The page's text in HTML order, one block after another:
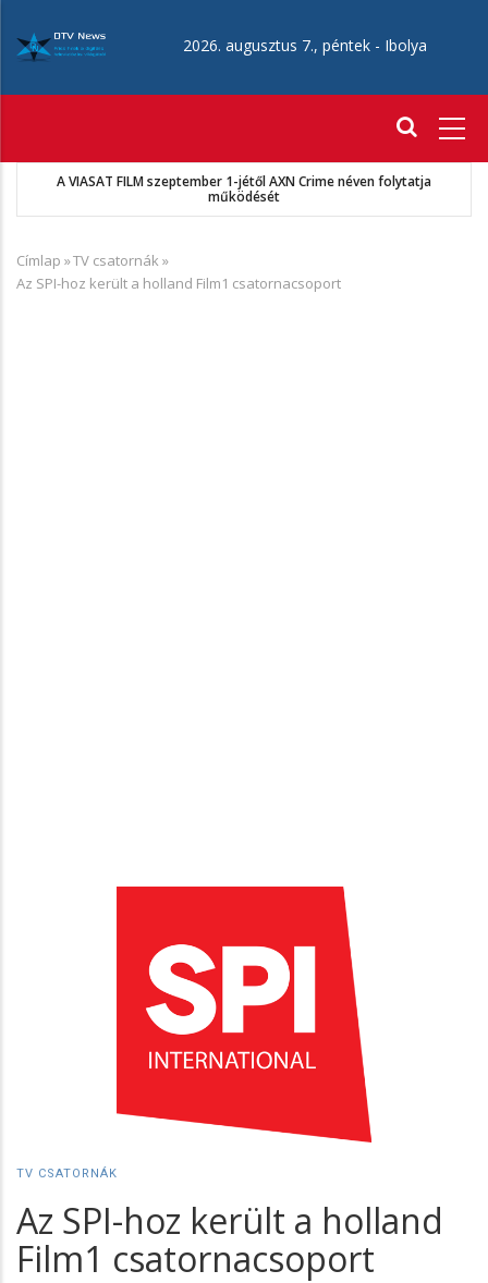
tartalomra
2026. augusztus 7., péntek - Ibolya
A VIASAT FILM szeptember 1-jétől AXN Crime néven folytatja
működését
Morzsa
Címlap »TV csatornák »
Az SPI-hoz került a holland Film1 csatornacsoport
TV CSATORNÁK
Az SPI-hoz került a holland
Film1 csatornacsoport